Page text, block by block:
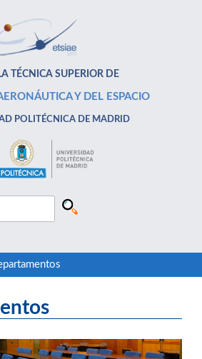
TÉCNICA SUPERIOR DE
Y DEL ESPACIO
POLITÉCNICA DE MADRID